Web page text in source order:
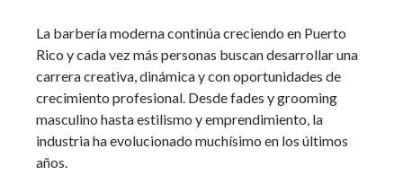
La barbería moderna continúa creciendo en Puerto
Rico y cada vez más personas buscan desarrollar una
carrera creativa, dinámica y con oportunidades de
crecimiento profesional. Desde fades y grooming
masculino hasta estilismo y emprendimiento, la
industria ha evolucionado muchísimo en los últimos
años.